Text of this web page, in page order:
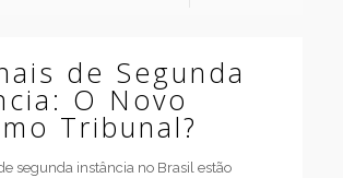
de Segunda
O Novo
Tribunal?
segunda instância no Brasil estão